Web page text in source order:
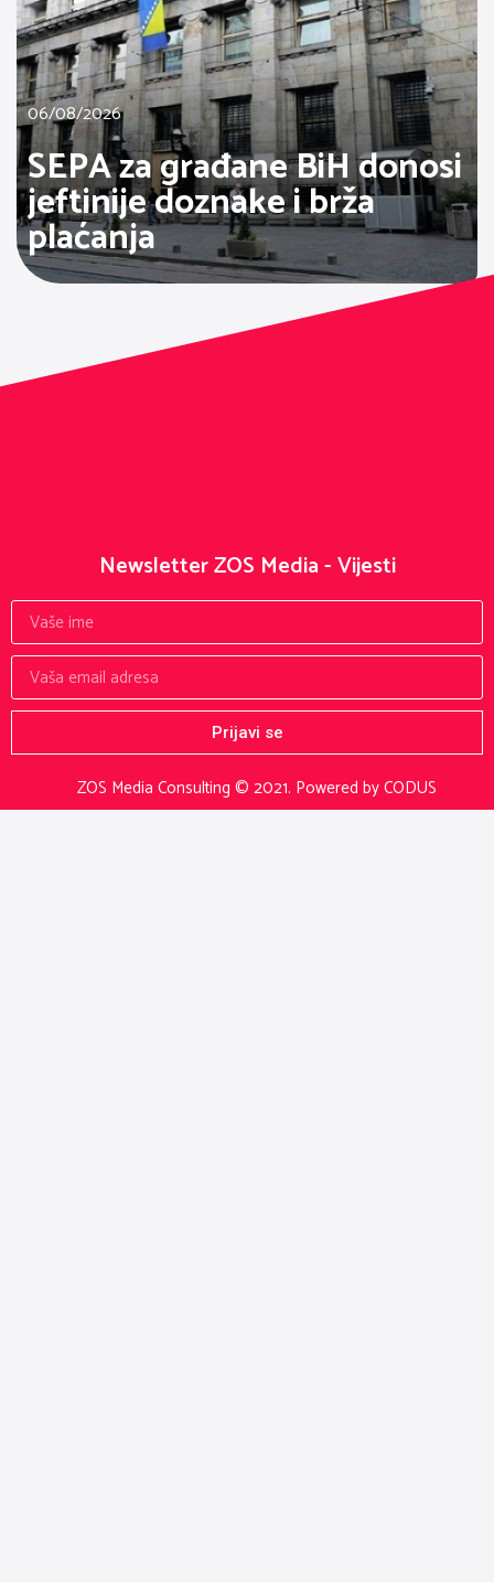
06/08/2026
SEPA za građane BiH donosi
jeftinije doznake i brža
plaćanja
ZOS Media Consulting © 2021. Powered by CODUS
Newsletter ZOS Media - Vijesti
Prijavi se